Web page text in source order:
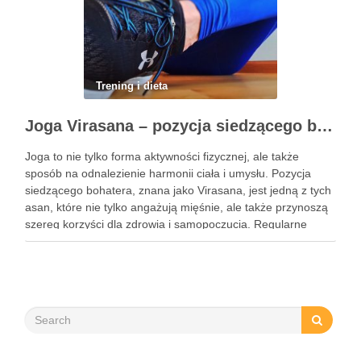
Trening i dieta
Joga Virasana – pozycja siedzącego bohatera i jej korzyści
Joga to nie tylko forma aktywności fizycznej, ale także
sposób na odnalezienie harmonii ciała i umysłu. Pozycja
siedzącego bohatera, znana jako Virasana, jest jedną z tych
asan, które nie tylko angażują mięśnie, ale także przynoszą
szereg korzyści dla zdrowia i samopoczucia. Regularne
praktykowanie tej pozycji może poprawić elastyczność